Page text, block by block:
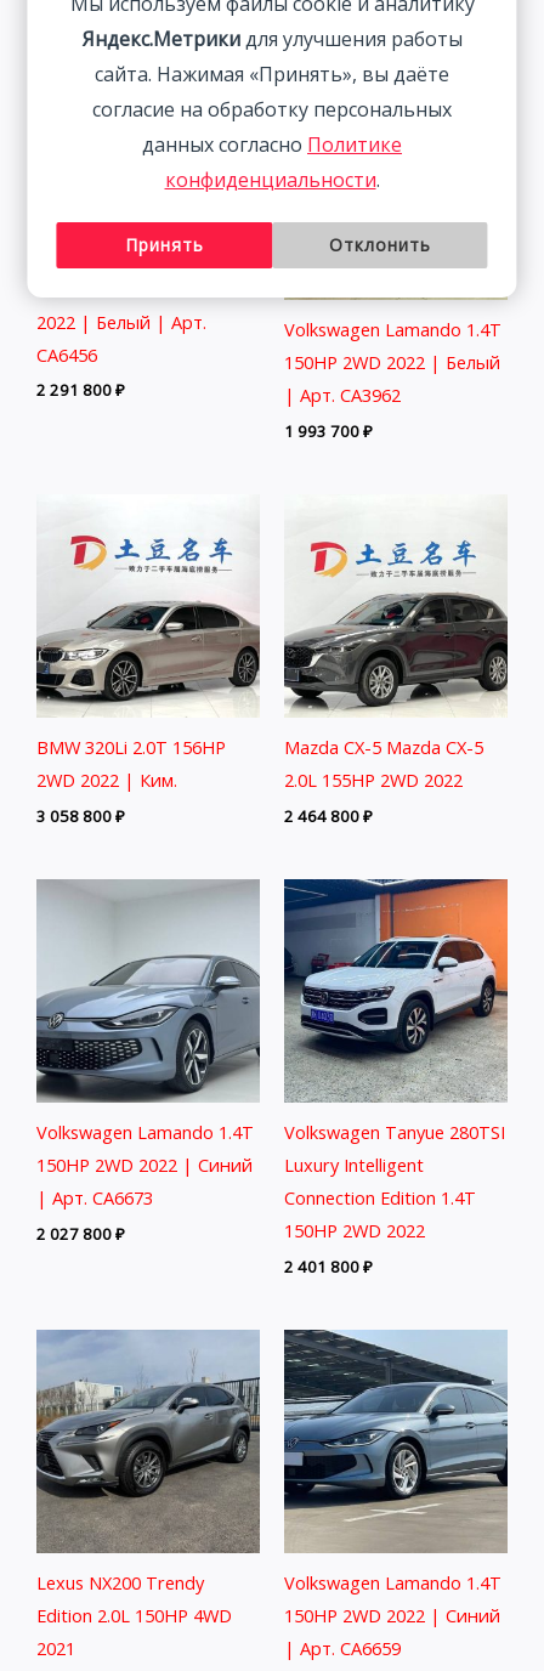
2 511 800₽ 1 877 800₽
2022 | Белый | Арт.
CA6456
2 291 800₽
Volkswagen Lamando 1.4T
150HP 2WD 2022 | Белый
| Арт. CA3962
1 993 700₽
BMW 320Li 2.0T 156HP
2WD 2022 | Ким.
3 058 800₽
Mazda CX-5 Mazda CX-5
2.0L 155HP 2WD 2022
2 464 800₽
Volkswagen Lamando 1.4T
150HP 2WD 2022 | Синий
| Арт. CA6673
2 027 800₽
Volkswagen Tanyue 280TSI
Luxury Intelligent
Connection Edition 1.4T
150HP 2WD 2022
2 401 800₽
Lexus NX200 Trendy
Edition 2.0L 150HP 4WD
2021
Volkswagen Lamando 1.4T
150HP 2WD 2022 | Синий
| Арт. CA6659
Яндекс.Метрикидля улучшения работы
сайта. Нажимая «Принять», вы даёте
согласие на обработку персональных
данных согласно Политике
конфиденциальности.
Принять Отклонить